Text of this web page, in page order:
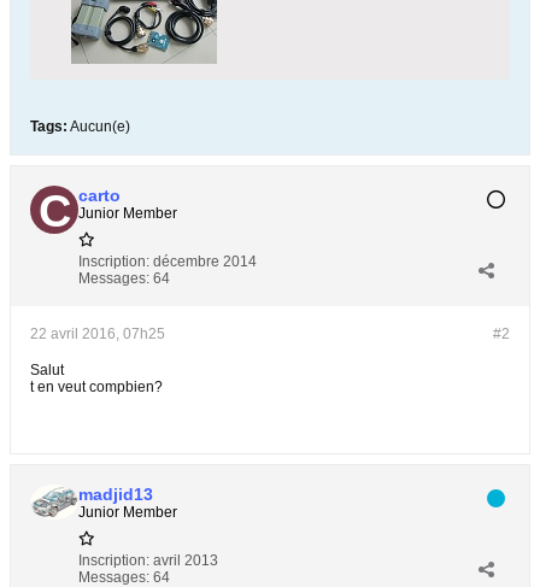
Tags: Aucun(e)
carto
Junior Member
Inscription: décembre 2014
Messages: 64
#2
22 avril 2016, 07h25
Salut
t en veut compbien?
madjid13
Junior Member
Inscription: avril 2013
Messages: 64